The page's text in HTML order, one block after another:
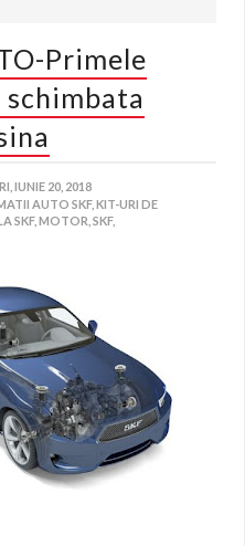
Primele
IUNIE 20, 2018
AUTO SKF, KIT-URI DE
SKF, MOTOR, SKF,